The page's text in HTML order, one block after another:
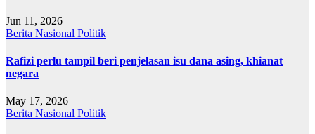
Jun 11, 2026
Berita Nasional Politik
Rafizi perlu tampil beri penjelasan isu dana asing, khianat
negara
May 17, 2026
Berita Nasional Politik